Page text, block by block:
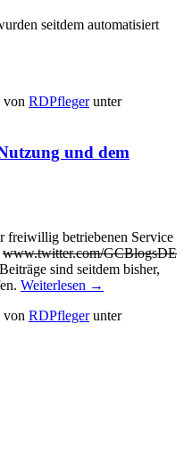
seitdem automatisiert
von RDPflegerunter
und dem
freiwillig betriebenen Service
www.twitter.com/GCBlogsDE
sind seitdem bisher,
Weiterlesen →
von RDPflegerunter